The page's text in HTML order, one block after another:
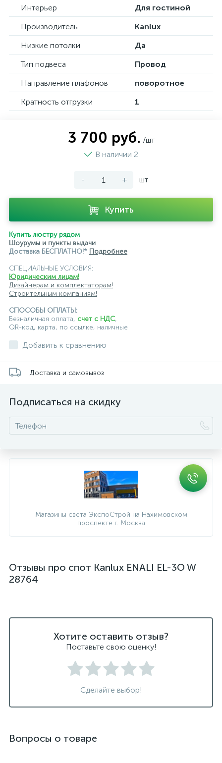
Интерьер
Для гостиной
Производитель
Kanlux
Низкие потолки
Да
Тип подвеса
Провод
Направление плафонов
поворотное
Кратность отгрузки
1
3 700 руб. /шт
В наличии 2
- + шт
Купить
Купить люстру рядом
Шоурумы и пункты выдачи
Доставка БЕСПЛАТНО!* Подробнее
СПЕЦИАЛЬНЫЕ УСЛОВИЯ:
Юридическим лицам!
Дизайнерам и комплектаторам!
Строительным компаниям!
СПОСОБЫ ОПЛАТЫ:
Безналичная оплата, счет с НДС,
QR-код, карта, по ссылке, наличные
Добавить к сравнению
Доставка и самовывоз
Подписаться на скидку
Магазины света ЭкспоСтрой на Нахимовском
проспекте г. Москва
Отзывы про спот Kanlux ENALI EL-3O W
28764
Хотите оставить отзыв?
Поставьте свою оценку!
Сделайте выбор!
Вопросы о товаре